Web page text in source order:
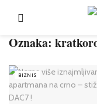
Oznaka:
BIZNIS